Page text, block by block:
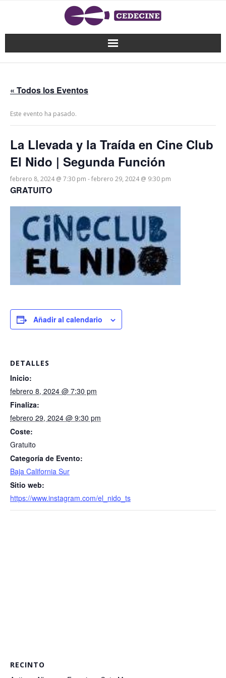
« Todos los Eventos
Este evento ha pasado.
La Llevada y la Traída en Cine Club
El Nido | Segunda Función
febrero 8, 2024 @ 7:30 pm -febrero 29, 2024 @ 9:30 pm
GRATUITO
Añadir al calendario
DETALLES
Inicio:
febrero 8, 2024 @ 7:30 pm
Finaliza:
febrero 29, 2024 @ 9:30 pm
Coste:
Gratuito
Categoría de Evento:
Baja California Sur
Sitio web:
https://www.instagram.com/el_nido_ts
RECINTO